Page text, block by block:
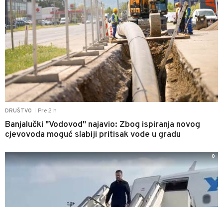
DRUŠTVO Pre 2 h
Banjalučki "Vodovod" najavio: Zbog ispiranja novog
cjevovoda moguć slabiji pritisak vode u gradu
0